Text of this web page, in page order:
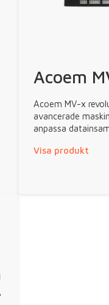
Acoem
Acoem MV-x
avancerade
anpassa
Visa produkt